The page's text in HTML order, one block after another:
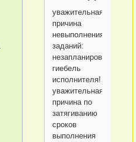
уважительная
причина
невыполнения
заданий:
незапланированная
гиебель
исполнителя!
уважительная
причина по
затягиванию
сроков
выполнения